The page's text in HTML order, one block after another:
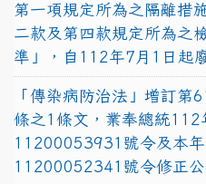
第一項規定所為之隔離措
二款及第四款規定所為之
準」，自112年7月1日起
「傳染病防治法」增訂
條之1條文，業奉總統112
11200053931號令及本
11200052341號令修正公